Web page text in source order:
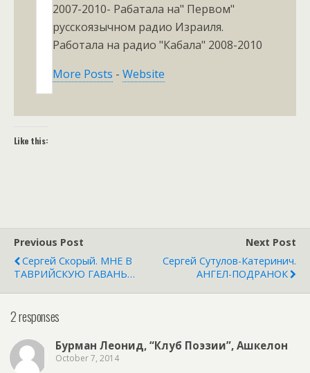
2007-2010- Рабатала на" Первом"
русскоязычном радио Израиля.
Работала на радио "Кабала" 2008-2010
More Posts -Website
Like this:
Previous Post
Сергей Скорый. МНЕ В
ТАВРИЙСКУЮ ГАВАНЬ…
Next Post
Сергей Сутулов-Катеринич.
АНГЕЛ-ПОДРАНОК
2 responses
Бурман Леонид, “Клуб Поэзии”, Ашкелон
October 7, 2014